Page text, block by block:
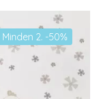
Minden 2. -50%